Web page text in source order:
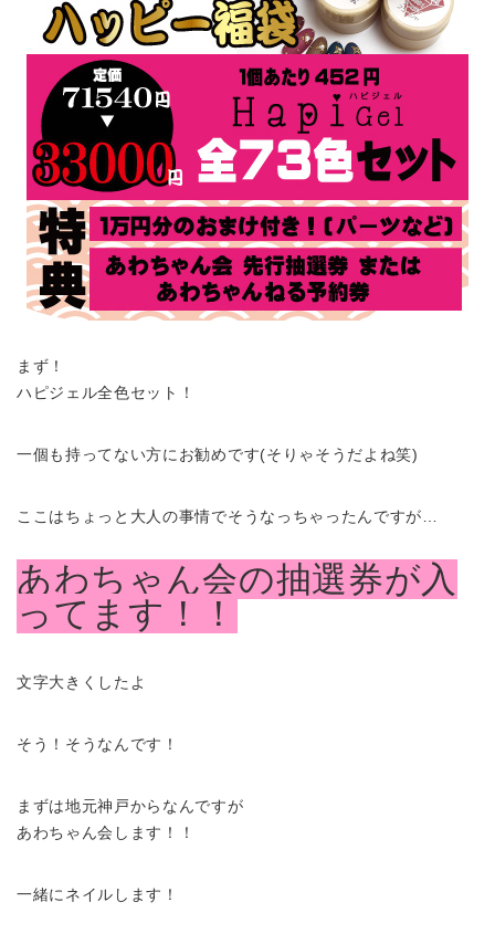
まず！
ハピジェル全色セット！
一個も持ってない方にお勧めです(そりゃそうだよね笑)
ここはちょっと大人の事情でそうなっちゃったんですが…
あわちゃん会の抽選券が入
ってます！！
文字大きくしたよ
そう！そうなんです！
まずは地元神戸からなんですが
あわちゃん会します！！
一緒にネイルします！